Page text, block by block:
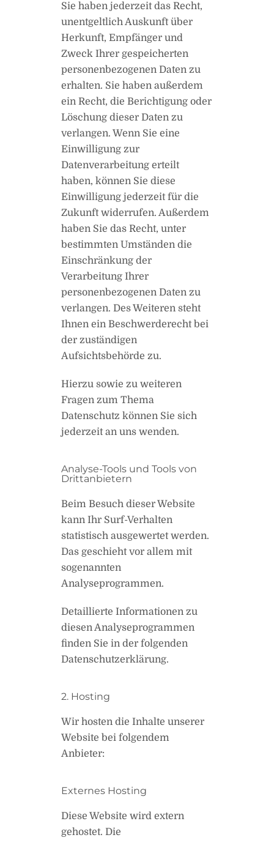
Sie haben jederzeit das Recht,
unentgeltlich Auskunft über
Herkunft, Empfänger und
Zweck Ihrer gespeicherten
personenbezogenen Daten zu
erhalten. Sie haben außerdem
ein Recht, die Berichtigung oder
Löschung dieser Daten zu
verlangen. Wenn Sie eine
Einwilligung zur
Datenverarbeitung erteilt
haben, können Sie diese
Einwilligung jederzeit für die
Zukunft widerrufen. Außerdem
haben Sie das Recht, unter
bestimmten Umständen die
Einschränkung der
Verarbeitung Ihrer
personenbezogenen Daten zu
verlangen. Des Weiteren steht
Ihnen ein Beschwerderecht bei
der zuständigen
Aufsichtsbehörde zu.
Hierzu sowie zu weiteren
Fragen zum Thema
Datenschutz können Sie sich
jederzeit an uns wenden.
Analyse-Tools und Tools von
Dritt­anbietern
Beim Besuch dieser Website
kann Ihr Surf-Verhalten
statistisch ausgewertet werden.
Das geschieht vor allem mit
sogenannten
Analyseprogrammen.
Detaillierte Informationen zu
diesen Analyseprogrammen
finden Sie in der folgenden
Datenschutzerklärung.
2. Hosting
Wir hosten die Inhalte unserer
Website bei folgendem
Anbieter:
Externes Hosting
Diese Website wird extern
gehostet. Die